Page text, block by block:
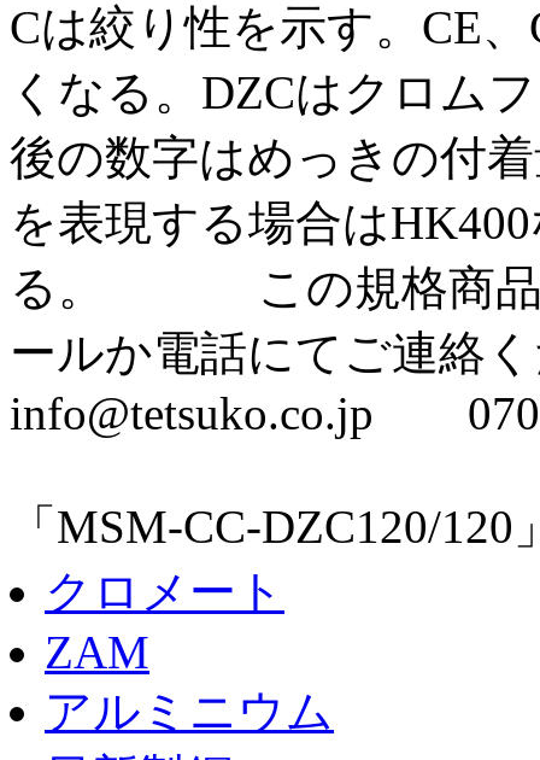
Cは絞り性を示す。CE
くなる。DZCはクロム
後の数字はめっきの付
を表現する場合は
る。 この規格商品の
ールか電話にてご連絡
info@tetsuko.co.jp
「MSM-CC-DZC120/
クロメート
ZAM
アルミニウム